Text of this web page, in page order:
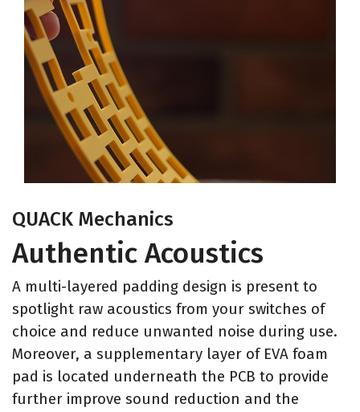
QUACK Mechanics
Authentic Acoustics
A multi-layered padding design is present to
spotlight raw acoustics from your switches of
choice and reduce unwanted noise during use.
Moreover, a supplementary layer of EVA foam
pad is located underneath the PCB to provide
further improve sound reduction and the